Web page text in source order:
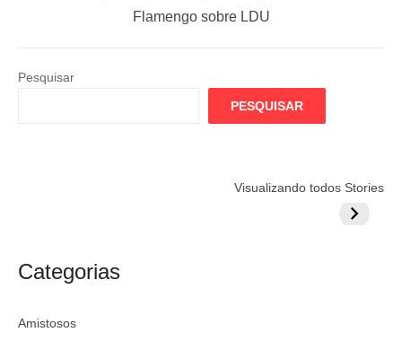
o
:
Flamengo sobre LDU
Pesquisar
PESQUISAR
Visualizando todos Stories
argentino
do
Categorias
Amistosos